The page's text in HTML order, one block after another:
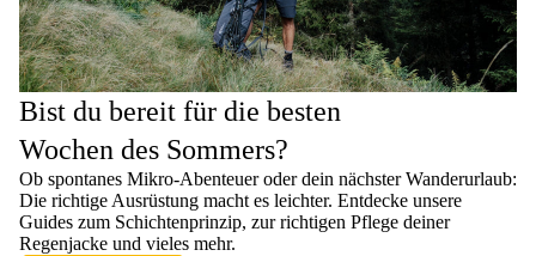
Bist du bereit für die besten
Wochen des Sommers?
Ob spontanes Mikro-Abenteuer oder dein nächster Wanderurlaub:
Die richtige Ausrüstung macht es leichter. Entdecke unsere
Guides zum Schichtenprinzip, zur richtigen Pflege deiner
Regenjacke und vieles mehr.